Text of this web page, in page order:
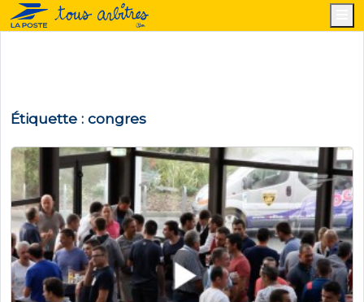
Étiquette : congres